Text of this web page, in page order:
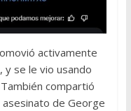
activamente
y se le vio usando
compartió
asesinato de George